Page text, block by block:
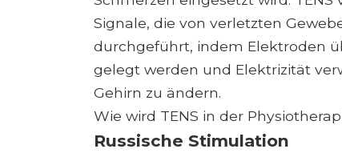
Signale, die von verletzten
durchgeführt, indem Elektroden
gelegt werden und Elektrizität
Gehirn zu ändern.
Wie wird TENS in der
Russische Stimulation